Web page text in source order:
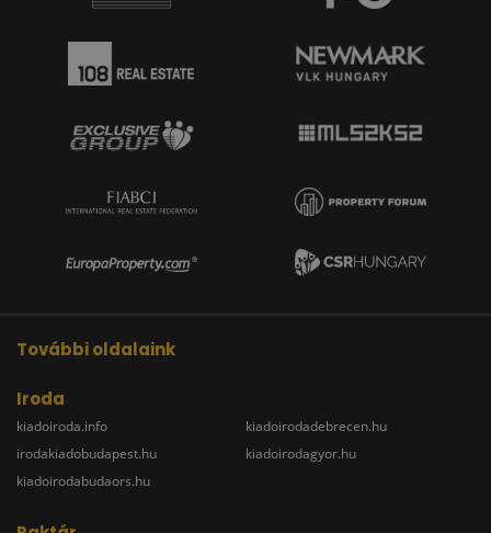
További oldalaink
Iroda
kiadoiroda.info
irodakiadobudapest.hu
kiadoirodabudaors.hu
kiadoirodadebrecen.hu
kiadoirodagyor.hu